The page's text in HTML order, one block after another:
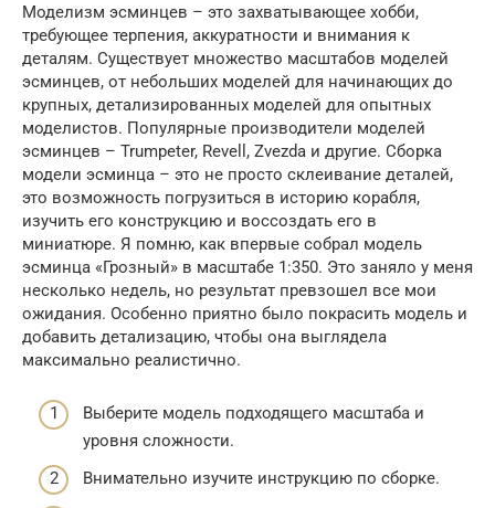
Моделизм эсминцев – это захватывающее хобби,
требующее терпения, аккуратности и внимания к
деталям. Существует множество масштабов моделей
эсминцев, от небольших моделей для начинающих до
крупных, детализированных моделей для опытных
моделистов. Популярные производители моделей
эсминцев – Trumpeter, Revell, Zvezda и другие. Сборка
модели эсминца – это не просто склеивание деталей,
это возможность погрузиться в историю корабля,
изучить его конструкцию и воссоздать его в
миниатюре. Я помню, как впервые собрал модель
эсминца «Грозный» в масштабе 1:350. Это заняло у меня
несколько недель, но результат превзошел все мои
ожидания. Особенно приятно было покрасить модель и
добавить детализацию, чтобы она выглядела
максимально реалистично.
Выберите модель подходящего масштаба и
уровня сложности.
Внимательно изучите инструкцию по сборке.